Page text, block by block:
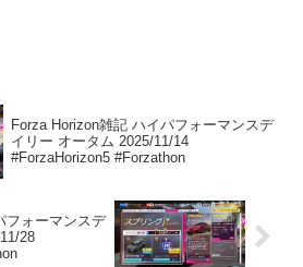
Forza Horizon雑記 ハイパフォーマンスデ
イリー オータム 2025/11/14
#ForzaHorizon5 #Forzathon
フォーマンスデ
28